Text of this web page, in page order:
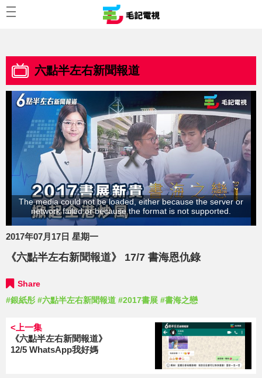
六點半左右新聞報道
The media could not be loaded, either because the server or
network failed or because the format is not supported.
2017年07月17日 星期一
《六點半左右新聞報道》 17/7 書海恩仇錄
Share
#銀紙彤 #六點半左右新聞報道 #2017書展 #書海之戀
<上一集
《六點半左右新聞報道》
12/5 WhatsApp我好媽